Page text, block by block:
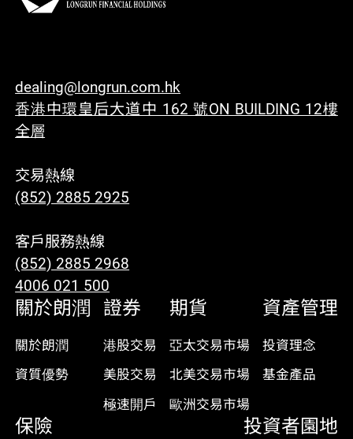
dealing@longrun.com.hk
香港中環皇后大道中 162 號ON BUILDING 12樓
全層
交易熱線
(852) 2885 2925
客戶服務熱線
(852) 2885 2968
4006 021 500
關於朗潤
關於朗潤
資質優勢
證券
港股交易
美股交易
極速開戶
期貨
亞太交易市場
北美交易市場
歐洲交易市場
資產管理
投資理念
基金產品
保險 投資者園地